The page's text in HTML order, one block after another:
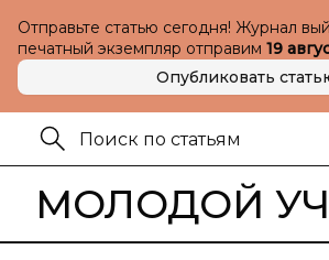
Отправьте статью сегодня! Журнал
печатный экземпляр отправим 19
Опубликовать
МОЛОДОЙ